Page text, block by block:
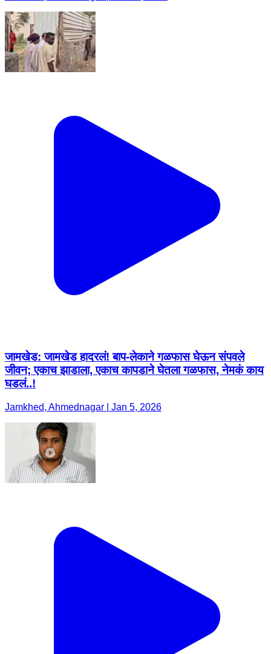
जामखेड: जामखेड हादरलं! बाप-लेकाने गळफास घेऊन संपवले
जीवन; एकाच झाडाला, एकाच कापडाने घेतला गळफास, नेमकं काय
घडलं..!
Jamkhed, Ahmednagar | Jan 5, 2026